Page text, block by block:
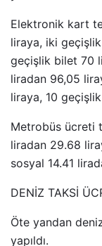
Elektronik kart
liraya, iki
geçişlik bilet 70
liradan 96,05
liraya, 10
Metrobüs ücreti
liradan 29.68
sosyal 14.41
DENİZ TAKSİ
Öte yandan
yapıldı.